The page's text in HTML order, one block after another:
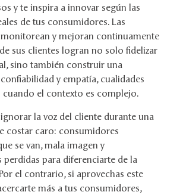
y te inspira a innovar según las
de tus consumidores. Las
monitorean y mejoran continuamente
sus clientes logran no solo fidelizar
sino también construir una
y empatía, cualidades
cuando el contexto es complejo.
la voz del cliente durante una
costar caro: consumidores
se van, mala imagen y
para diferenciarte de la
el contrario, si aprovechas este
más a tus consumidores,